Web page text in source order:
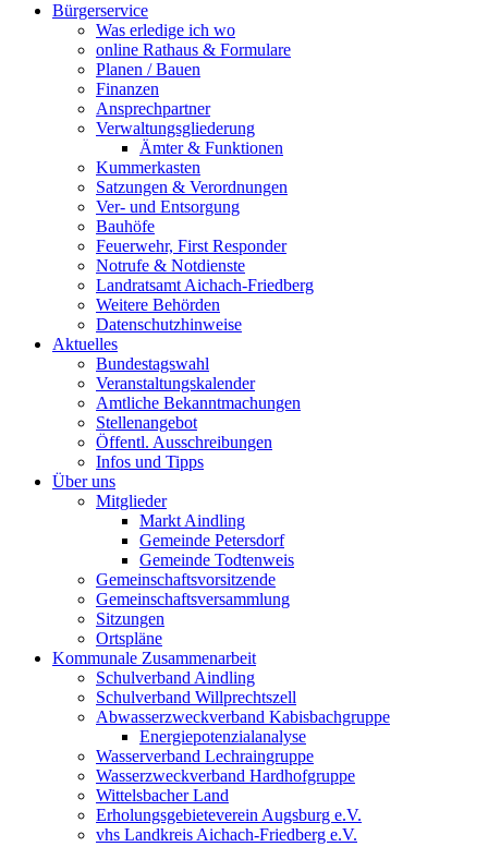
Bürgerservice
Was erledige ich wo
online Rathaus & Formulare
Planen / Bauen
Finanzen
Ansprechpartner
Verwaltungsgliederung
Ämter & Funktionen
Kummerkasten
Satzungen & Verordnungen
Ver- und Entsorgung
Bauhöfe
Feuerwehr, First Responder
Notrufe & Notdienste
Landratsamt Aichach-Friedberg
Weitere Behörden
Datenschutzhinweise
Aktuelles
Bundestagswahl
Veranstaltungskalender
Amtliche Bekanntmachungen
Stellenangebot
Öffentl. Ausschreibungen
Infos und Tipps
Über uns
Mitglieder
Markt Aindling
Gemeinde Petersdorf
Gemeinde Todtenweis
Gemeinschaftsvorsitzende
Gemeinschaftsversammlung
Sitzungen
Ortspläne
Kommunale Zusammenarbeit
Schulverband Aindling
Schulverband Willprechtszell
Abwasserzweckverband Kabisbachgruppe
Energiepotenzialanalyse
Wasserverband Lechraingruppe
Wasserzweckverband Hardhofgruppe
Wittelsbacher Land
Erholungsgebieteverein Augsburg e.V.
vhs Landkreis Aichach-Friedberg e.V.